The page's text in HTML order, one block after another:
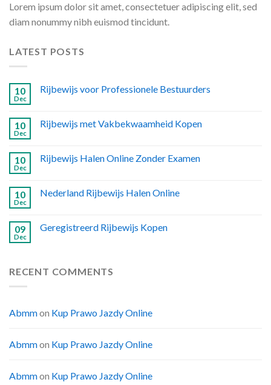
Lorem ipsum dolor sit amet, consectetuer adipiscing elit, sed
diam nonummy nibh euismod tincidunt.
LATEST POSTS
10
Dec
Rijbewijs voor Professionele Bestuurders
10
Dec
Rijbewijs met Vakbekwaamheid Kopen
10
Dec
Rijbewijs Halen Online Zonder Examen
10
Dec
Nederland Rijbewijs Halen Online
09
Dec
Geregistreerd Rijbewijs Kopen
RECENT COMMENTS
Abmmon Kup Prawo Jazdy Online
Abmmon Kup Prawo Jazdy Online
Abmmon Kup Prawo Jazdy Online